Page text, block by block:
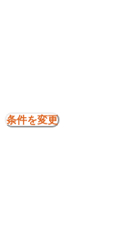
条件を変更